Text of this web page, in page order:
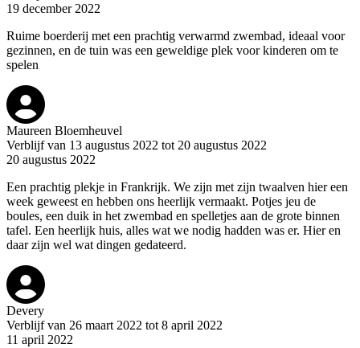
19 december 2022
Ruime boerderij met een prachtig verwarmd zwembad, ideaal voor
gezinnen, en de tuin was een geweldige plek voor kinderen om te
spelen
Maureen Bloemheuvel
Verblijf van 13 augustus 2022 tot 20 augustus 2022
20 augustus 2022
Een prachtig plekje in Frankrijk. We zijn met zijn twaalven hier een
week geweest en hebben ons heerlijk vermaakt. Potjes jeu de
boules, een duik in het zwembad en spelletjes aan de grote binnen
tafel. Een heerlijk huis, alles wat we nodig hadden was er. Hier en
daar zijn wel wat dingen gedateerd.
Devery
Verblijf van 26 maart 2022 tot 8 april 2022
11 april 2022